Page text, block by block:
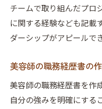
チームで取り組んだプロ
に関する経験なども記載
ダーシップがアピールで
美容師の職務経歴書の
美容師の職務経歴書を作
自分の強みを明確にする